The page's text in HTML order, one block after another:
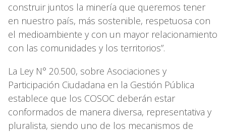
construir juntos la minería que queremos tener
en nuestro país, más sostenible, respetuosa con
el medioambiente y con un mayor relacionamiento
con las comunidades y los territorios”.
La Ley N° 20.500, sobre Asociaciones y
Participación Ciudadana en la Gestión Pública
establece que los COSOC deberán estar
conformados de manera diversa, representativa y
pluralista, siendo uno de los mecanismos de